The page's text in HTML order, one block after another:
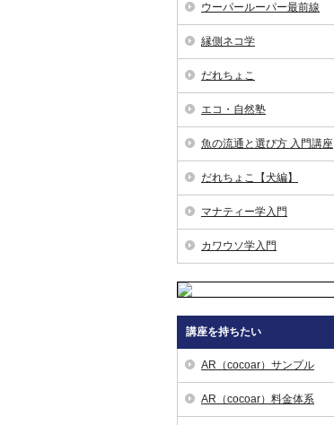
ウーパールーパー最前線
縁側ネコ学
だれちょこ
エコ・自然塾
魚の流通と選び方 入門講座
だれちょこ【犬編】
マナティー学入門
カワウソ学入門
講座を持ちたい
AR（cocoar）サンプル
AR（cocoar）料金体系